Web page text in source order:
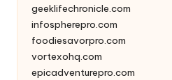
geeklifechronicle.com
infospherepro.com
foodiesavorpro.com
vortexohq.com
epicadventurepro.com